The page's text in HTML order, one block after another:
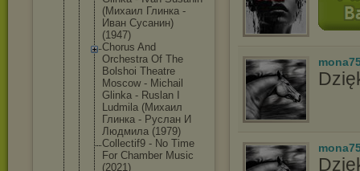
(Михаил Глинка -
Иван Сусанин)
(1947)
Chorus And
Orchestra Of The
Bolshoi Theatre
Moscow - Michail
Glinka - Ruslan I
Ludmila (Михаил
Глинка - Руслан И
Людмила (1979)
Collectif9 - No Time
For Chamber Music
(2021)